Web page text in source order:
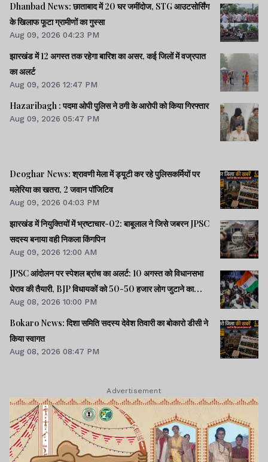
Dhanbad News: छाताबाद में 20 घर जमींदोज, STG आउटसोर्सिंग
के खिलाफ फूटा ग्रामीणों का गुस्सा
Aug 09, 2026 04:23 PM
झारखंड में 12 अगस्त तक रहेगा बारिश का असर, कई जिलों में वज्रपात
का अलर्ट
Aug 09, 2026 12:47 PM
Hazaribagh : पदमा ओपी पुलिस ने ठगी के आरोपी को किया गिरफ्तार
Aug 09, 2026 05:47 PM
Deoghar News: श्रावणी मेला में ड्यूटी कर रहे पुलिसकर्मियों पर
मलेरिया का खतरा, 2 जवान पॉजिटिव
Aug 09, 2026 04:03 PM
झारखंड में नियुक्तियों में भ्रष्टाचार-02: बाबूलाल ने जिसे जबरन JPSC
सदस्य बनाया वही निकला किंगपिन
Aug 09, 2026 12:00 AM
JPSC आंदोलन पर स्पेशल ब्रांच का अलर्ट: 10 अगस्त को विधानसभा
घेराव की तैयारी, BJP विधायकों को 50-50 हजार लोग जुटाने का
टास्क
Aug 08, 2026 10:00 PM
Bokaro News: दिशा समिति सदस्य देवेश तिवारी का बोकारो डीसी ने
किया स्वागत
Aug 08, 2026 08:47 PM
Advertisement